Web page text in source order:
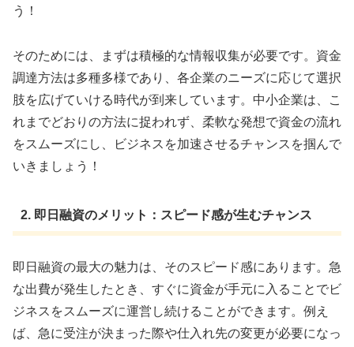
う！
そのためには、まずは積極的な情報収集が必要です。資金
調達方法は多種多様であり、各企業のニーズに応じて選択
肢を広げていける時代が到来しています。中小企業は、こ
れまでどおりの方法に捉われず、柔軟な発想で資金の流れ
をスムーズにし、ビジネスを加速させるチャンスを掴んで
いきましょう！
2. 即日融資のメリット：スピード感が生むチャンス
即日融資の最大の魅力は、そのスピード感にあります。急
な出費が発生したとき、すぐに資金が手元に入ることでビ
ジネスをスムーズに運営し続けることができます。例え
ば、急に受注が決まった際や仕入れ先の変更が必要になっ